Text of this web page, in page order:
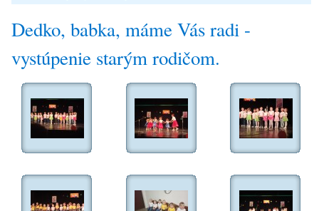
Dedko, babka, máme Vás radi -
vystúpenie starým rodičom.